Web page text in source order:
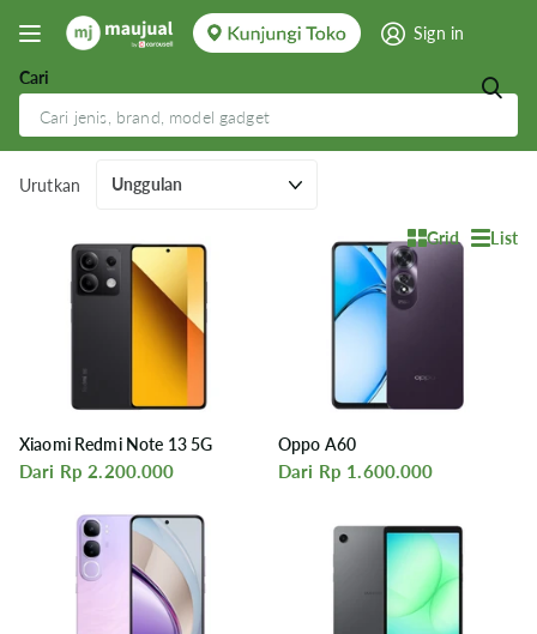
Cari
Sign in
HP Murah Bisa Dicicil
Grid List
Urutkan
Xiaomi Redmi Note 13 5G
Dari Rp 2.200.000
Oppo A60
Dari Rp 1.600.000